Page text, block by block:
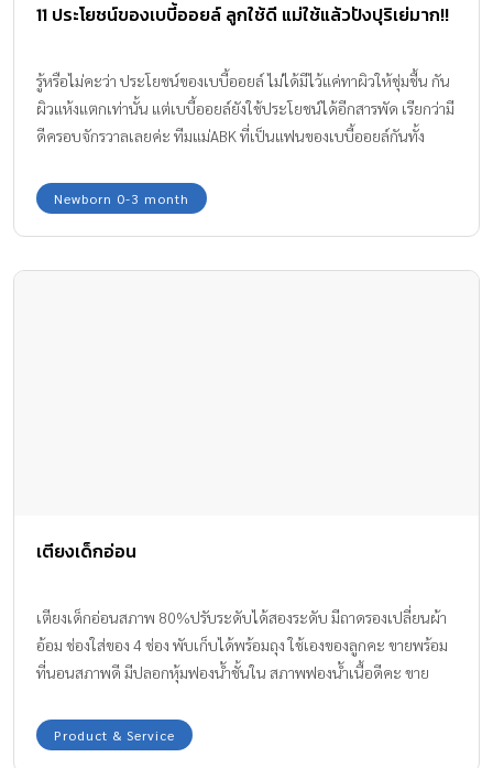
11 ประโยชน์ของเบบี้ออยล์ ลูกใช้ดี แม่ใช้แล้วปังปุริเย่มาก!!
รู้หรือไม่คะว่า ประโยชน์ของเบบี้ออยล์ ไม่ได้มีไว้แค่ทาผิวให้ชุ่มชื้น กัน
ผิวแห้งแตกเท่านั้น แต่เบบี้ออยล์ยังใช้ประโยชน์ได้อีกสารพัด เรียกว่ามี
ดีครอบจักรวาลเลยค่ะ ทีมแม่ABK ที่เป็นแฟนของเบบี้ออยล์กันทั้ง
เบบี้ออยล์นั้นมีอะไรบ้างค่ะ
Newborn 0-3 month
เตียงเด็กอ่อน
เตียงเด็กอ่อนสภาพ 80%ปรับระดับได้สองระดับ มีถาดรองเปลี่ยนผ้า
อ้อม ช่องใส่ของ 4 ช่อง พับเก็บได้พร้อมถุง ใช้เองของลูกคะ ขายพร้อม
ที่นอนสภาพดี มีปลอกหุ้มฟองน้ำชั้นใน สภาพฟองน้ำเนื้อดีคะ ขาย
Product & Service